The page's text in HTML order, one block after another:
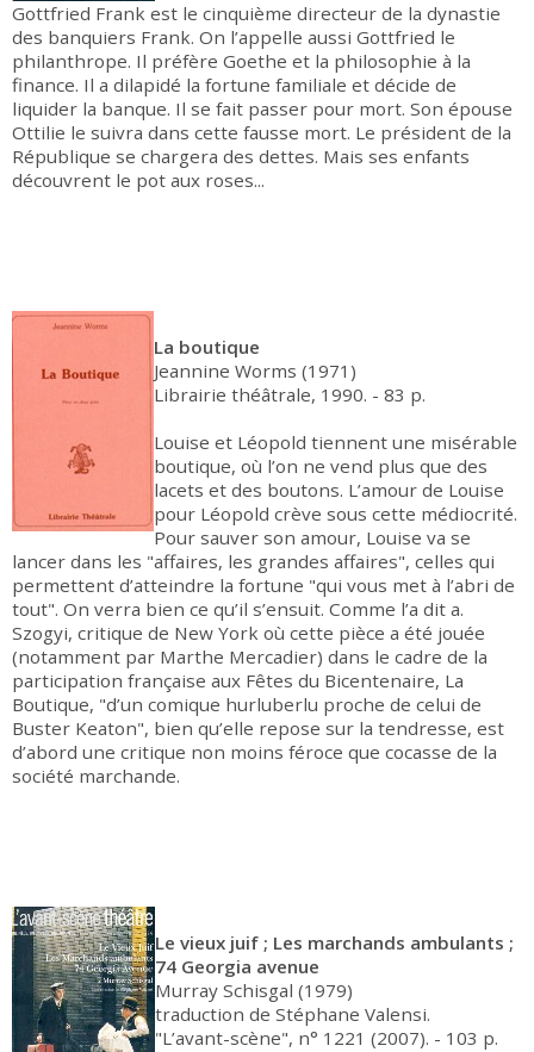
Gottfried Frank est le cinquième directeur de la dynastie
des banquiers Frank. On l’appelle aussi Gottfried le
philanthrope. Il préfère Goethe et la philosophie à la
finance. Il a dilapidé la fortune familiale et décide de
liquider la banque. Il se fait passer pour mort. Son épouse
Ottilie le suivra dans cette fausse mort. Le président de la
République se chargera des dettes. Mais ses enfants
découvrent le pot aux roses...
La boutique
Jeannine Worms (1971)
Librairie théâtrale, 1990. - 83 p.
Louise et Léopold tiennent une misérable
boutique, où l’on ne vend plus que des
lacets et des boutons. L’amour de Louise
pour Léopold crève sous cette médiocrité.
Pour sauver son amour, Louise va se
lancer dans les "affaires, les grandes affaires", celles qui
permettent d’atteindre la fortune "qui vous met à l’abri de
tout". On verra bien ce qu’il s’ensuit. Comme l’a dit a.
Szogyi, critique de New York où cette pièce a été jouée
(notamment par Marthe Mercadier) dans le cadre de la
participation française aux Fêtes du Bicentenaire, La
Boutique, "d’un comique hurluberlu proche de celui de
Buster Keaton", bien qu’elle repose sur la tendresse, est
d’abord une critique non moins féroce que cocasse de la
société marchande.
Le vieux juif ; Les marchands ambulants ;
74 Georgia avenue
Murray Schisgal (1979)
traduction de Stéphane Valensi.
"L’avant-scène", n° 1221 (2007). - 103 p.